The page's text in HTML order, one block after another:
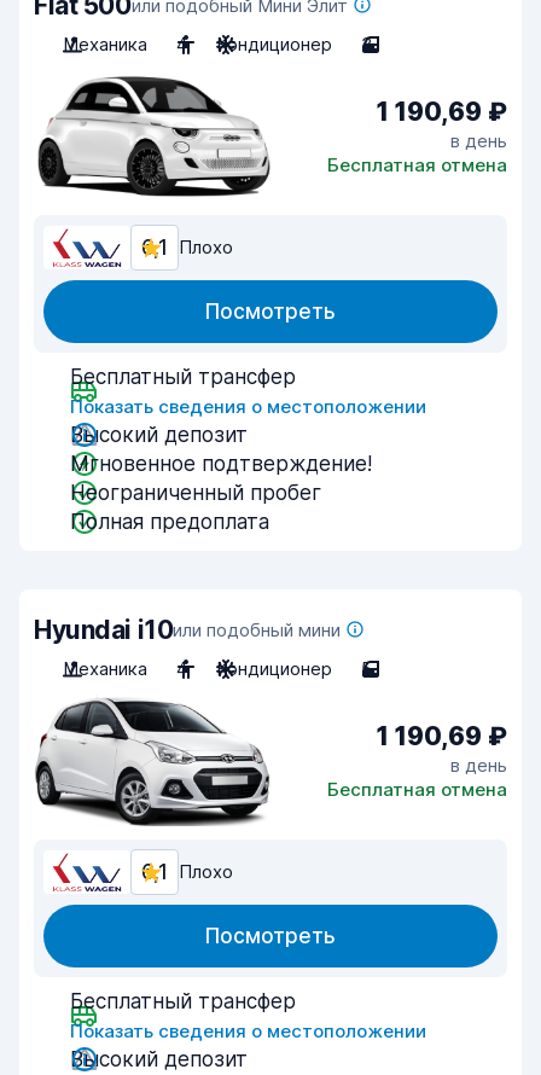
или подобный Мини Элит
Механика
4 Кондиционер 3
1 190,69 ₽
в день
Бесплатная отмена
6,1 Плохо
Посмотреть
Бесплатный трансфер
Показать сведения о местоположении
Высокий депозит
Мгновенное подтверждение!
Неограниченный пробег
Полная предоплата
Hyundai i10или подобный мини
Механика
4 Кондиционер 5
1 190,69 ₽
в день
Бесплатная отмена
6,1 Плохо
Посмотреть
Бесплатный трансфер
Показать сведения о местоположении
Высокий депозит